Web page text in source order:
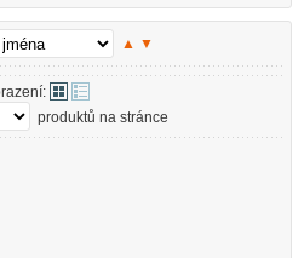
▲ ▼
produktů na stránce